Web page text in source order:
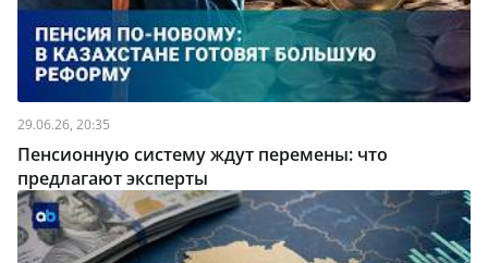
29.06.26, 20:35
Пенсионную систему ждут перемены: что
предлагают эксперты